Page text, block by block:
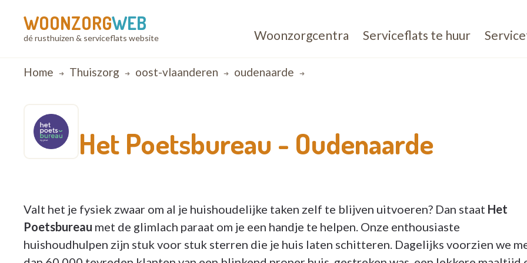
WOONZORGWEB
dé rusthuizen & serviceflats website Woonzorgcentra Serviceflats te huur
Breadcrumb
Home Thuiszorg oost-vlaanderen oudenaarde
Het Poetsbureau - Oudenaarde
Valt het je fysiek zwaar om al je huishoudelijke taken zelf te blijven uitvoeren? Dan staat Het
Poetsbureau met de glimlach paraat om je een handje te helpen. Onze enthousiaste
huishoudhulpen zijn stuk voor stuk sterren die je huis laten schitteren. Dagelijks voorzien we